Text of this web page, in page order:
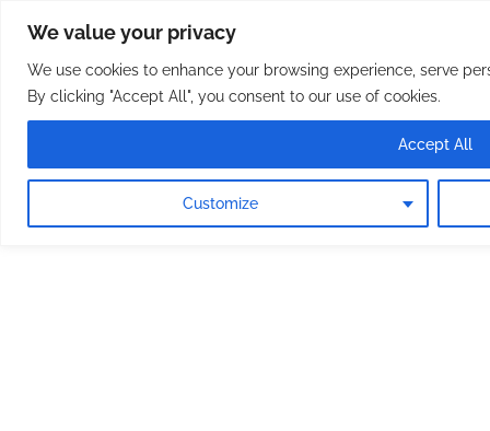
We value your privacy
We use cookies to enhance your browsing experience, serve
By clicking "Accept All", you consent to our use of cookies.
Customize
Accept All
content
Osterreichische Pfarreie